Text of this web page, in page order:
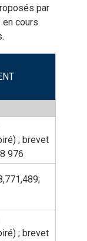
par
en cours
; brevet
976
; brevet